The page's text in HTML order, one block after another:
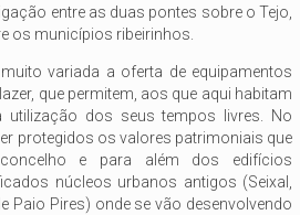
entre as duas pontes sobre o Tejo,
os municípios ribeirinhos.
variada a oferta de equipamentos
que permitem, aos que aqui habitam
utilização dos seus tempos livres. No
protegidos os valores patrimoniais que
e para além dos edifícios
núcleos urbanos antigos (Seixal,
Paio Pires) onde se vão desenvolvendo